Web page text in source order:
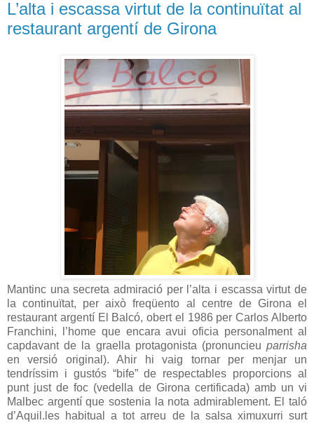
L’alta i escassa virtut de la continuïtat al
restaurant argentí de Girona
Mantinc una secreta admiració per l’alta i escassa virtut de
la continuïtat, per això freqüento al centre de Girona el
restaurant argentí El Balcó, obert el 1986 per Carlos Alberto
Franchini, l’home que encara avui oficia personalment al
capdavant de la graella protagonista (pronuncieu parrisha
en versió original). Ahir hi vaig tornar per menjar un
tendríssim i gustós “bife” de respectables proporcions al
punt just de foc (vedella de Girona certificada) amb un vi
Malbec argentí que sostenia la nota admirablement. El taló
d’Aquil.les habitual a tot arreu de la salsa ximuxurri surt